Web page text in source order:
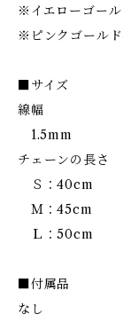
※イエローゴー
※ピンクゴール
■サイズ
線幅
1.5mm
チェーンの長さ
Ｓ：40cm
Ｍ：45cm
Ｌ：50cm
■付属品
なし